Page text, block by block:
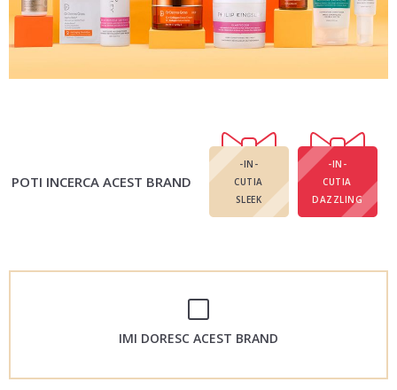
POTI INCERCA ACEST BRAND
-IN-
CUTIA
SLEEK
-IN-
CUTIA
DAZZLING
IMI DORESC ACEST BRAND